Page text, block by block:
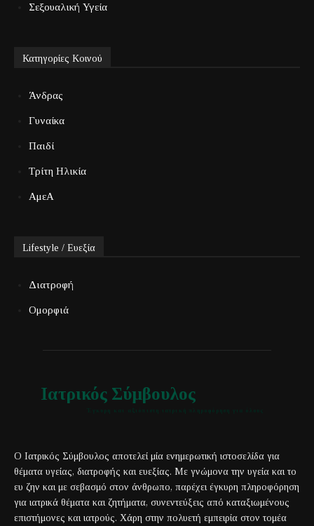
Σεξουαλική Υγεία
Κατηγορίες Κοινού
Άνδρας
Γυναίκα
Παιδί
Τρίτη Ηλικία
ΑμεΑ
Lifestyle / Ευεξία
Διατροφή
Ομορφιά
Ιατρικός Σύμβουλος
Ο Ιατρικός Σύμβουλος αποτελεί μία ενημερωτική ιστοσελίδα για
θέματα υγείας, διατροφής και ευεξίας. Με γνώμονα την υγεία και το
ευ ζην και με σεβασμό στον άνθρωπο, παρέχει έγκυρη πληροφόρηση
για ιατρικά θέματα και ζητήματα, συνεντεύξεις από καταξιωμένους
επιστήμονες και ιατρούς. Χάρη στην πολυετή εμπειρία στον τομέα